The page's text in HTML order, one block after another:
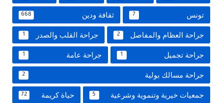
تونس 7 ثقافة ودين 668
جراحة العظام والمفاصل 2 جراحة القلب والصدر 1
جراحة تجميل 1 جراحة عامة 1
جراحة مسالك بولية 2
جمعيات خيرية وتنموية وشرعية 5 حياة كريمة 72